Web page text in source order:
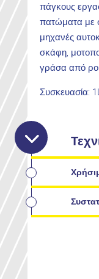
πάγκους
πατώματα με
μηχανές
σκάφη,
γράσα από
Συσκευασία: